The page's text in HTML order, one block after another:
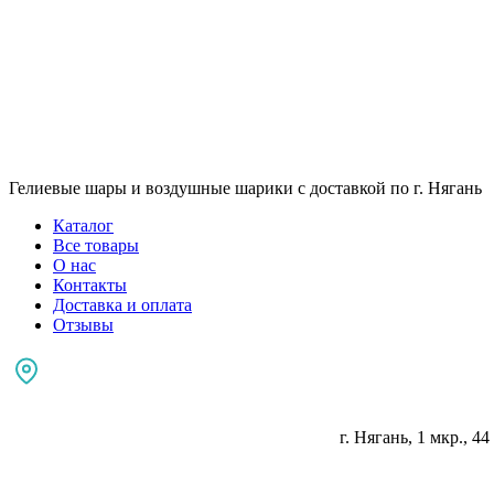
Гелиевые шары и воздушные шарики с доставкой по г. Нягань
Каталог
Все товары
О нас
Контакты
Доставка и оплата
Отзывы
г. Нягань, 1 мкр., 44